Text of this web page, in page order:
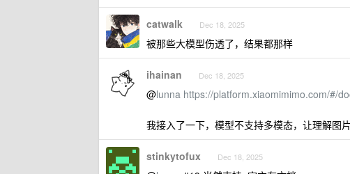
catwalk Dec 18, 2025
被那些大模型伤透了，结果都那样
ihainan Dec 18, 2025
@lunna https://platform.xiaomimimo.com/#/
我接入了一下，模型不支持多模态，让理解图
stinkytofux Dec 18, 2025